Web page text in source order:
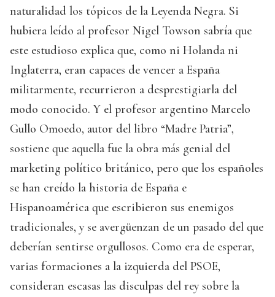
naturalidad los tópicos de la Leyenda Negra. Si
hubiera leído al profesor Nigel Towson sabría que
este estudioso explica que, como ni Holanda ni
Inglaterra, eran capaces de vencer a España
militarmente, recurrieron a desprestigiarla del
modo conocido. Y el profesor argentino Marcelo
Gullo Omoedo, autor del libro “Madre Patria”,
sostiene que aquella fue la obra más genial del
marketing político británico, pero que los españoles
se han creído la historia de España e
Hispanoamérica que escribieron sus enemigos
tradicionales, y se avergüenzan de un pasado del que
deberían sentirse orgullosos. Como era de esperar,
varias formaciones a la izquierda del PSOE,
consideran escasas las disculpas del rey sobre la